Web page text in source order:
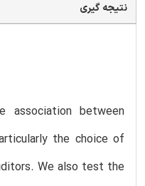
نتیجه گیری
association between
the choice of
We also test the